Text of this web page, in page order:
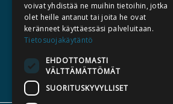
SILTALA.FI
ENNAKKOTILATTAVAT
LAHJAKORTTI
voivat yhdistää ne muihin tietoihin, jotka
olet heille antanut tai joita he ovat
keränneet käyttäessäsi palveluitaan.
Tietosuojakäytäntö
EHDOTTOMASTI
VÄLTTÄMÄTTÖMÄT
SUORITUSKYVYLLISET